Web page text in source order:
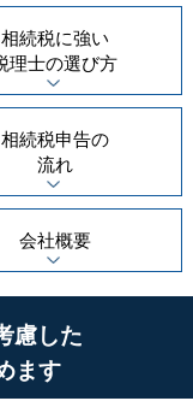
相続税に強い
理士の選び方
相続税申告の
流れ
会社概要
慮した
ます